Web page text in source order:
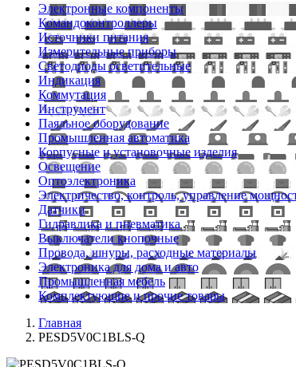
Электронные компоненты
Командоконтроллеры
Источники питания
Измерительные приборы
Светодиоды осветительные
Индикация
Коммутация
Инструмент
Паяльное оборудование
Промышленная автоматика
Корпусные и установочные изделия
Освещение
Оптоэлектроника
Электричество, контроль, управление
Датчики
Гидравлика и пневматика
Выключатели кнопочные
Провода, шнуры, расходные материалы
Электроника для дома и авто
Промышленная мебель
Комплектующие и прочие товары
Главная
PESD5V0C1BLS-Q